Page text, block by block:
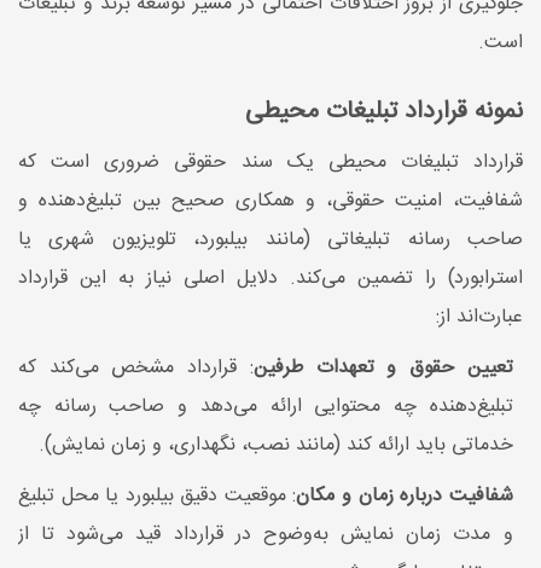
است.
نمونه قرارداد تبلیغات محیطی
قرارداد تبلیغات محیطی یک سند حقوقی ضروری است که
شفافیت، امنیت حقوقی، و همکاری صحیح بین تبلیغ‌دهنده و
صاحب رسانه تبلیغاتی (مانند بیلبورد، تلویزیون شهری یا
استرابورد) را تضمین می‌کند. دلایل اصلی نیاز به این قرارداد
عبارت‌اند از:
تعیین حقوق و تعهدات طرفین: قرارداد مشخص می‌کند که
تبلیغ‌دهنده چه محتوایی ارائه می‌دهد و صاحب رسانه چه
خدماتی باید ارائه کند (مانند نصب، نگهداری، و زمان نمایش).
شفافیت درباره زمان و مکان: موقعیت دقیق بیلبورد یا محل تبلیغ
و مدت زمان نمایش به‌وضوح در قرارداد قید می‌شود تا از